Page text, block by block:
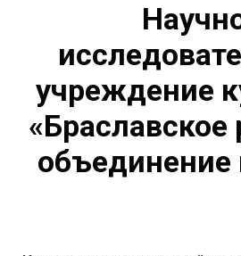
учреждение
«Браславское
объединение